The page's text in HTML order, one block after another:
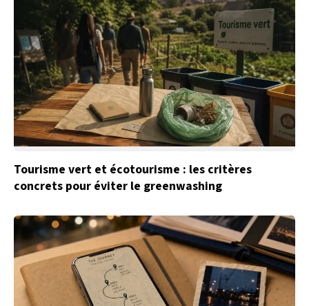
Tourisme vert et écotourisme : les critères
concrets pour éviter le greenwashing